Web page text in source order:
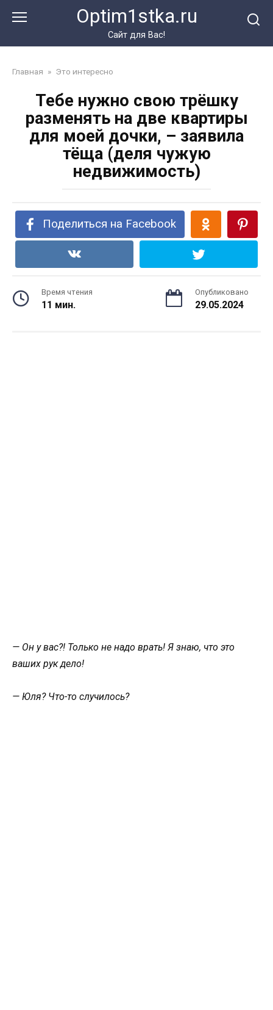
Optim1stka.ru
Сайт для Вас!
Главная » Это интересно
Тебе нужно свою трёшку
разменять на две квартиры
для моей дочки, – заявила
тёща (деля чужую
недвижимость)
Поделиться на Facebook
Время чтения
11 мин.
Опубликовано
29.05.2024
— Он у вас?! Только не надо врать! Я знаю, что это
ваших рук дело!
— Юля? Что-то случилось?